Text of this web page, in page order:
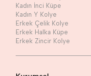
Kadın İnci Küpe
Kadın Y Kolye
Erkek Çelik Kolye
Erkek Halka Küpe
Erkek Zincir Kolye